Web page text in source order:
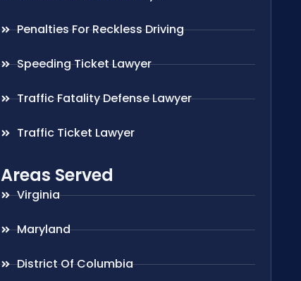
Penalties For Reckless Driving
Speeding Ticket Lawyer
Traffic Fatality Defense Lawyer
Traffic Ticket Lawyer
Areas Served
Virginia
Maryland
District Of Columbia